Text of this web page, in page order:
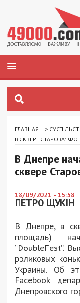
ГЛАВНАЯ >
В СКВЕРЕ СТАРОВА:
В Днепре
сквере
18/09/2021 - 15:58
ПЕТРО ЩУКІН
В Днепре, в
площадь)
“DoubleFest”.
роликовых
Украины. Об
Facebook
Днепровского